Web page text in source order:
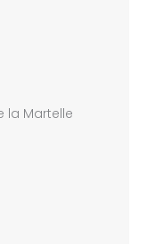
la Martelle